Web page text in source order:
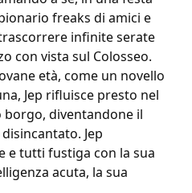
freaks di amici e
infinite serate
con vista sul Colosseo.
età, come un novello
Jep rifluisce presto nel
diventandone il
Jep
e tutti fustiga con la sua
acuta, la sua